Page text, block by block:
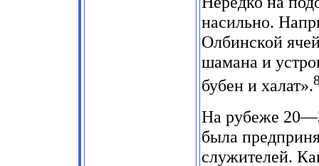
насильно.
Олбинской
шамана и
бубен и халат».
На рубеже
была
служителей.